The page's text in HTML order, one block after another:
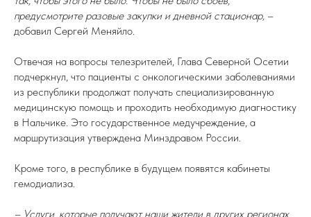
предусмотрите разовые закупки и дневной стационар, –
добавил Сергей Меняйло.
Отвечая на вопросы телезрителей, Глава Северной Осетии
подчеркнул, что пациенты с онкологическими заболеваниями
из республики продолжат получать специализированную
медицинскую помощь и проходить необходимую диагностику
в Нальчике. Это государственное медучреждение, а
маршрутизация утверждена Минздравом России.
Кроме того, в республике в будущем появятся кабинеты
гемодиализа.
– Услуги, которые получают наши жители в других регионах